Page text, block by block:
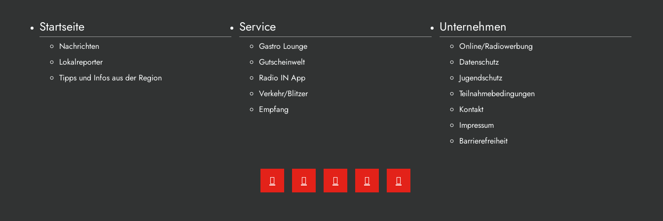
Startseite
Nachrichten
Lokalreporter
Tipps und Infos aus der Region
Service
Gastro Lounge
Gutscheinwelt
Radio IN App
Verkehr/Blitzer
Empfang
Unternehmen
Online/Radiowerbung
Datenschutz
Jugendschutz
Teilnahmebedingungen
Kontakt
Impressum
Barrierefreiheit